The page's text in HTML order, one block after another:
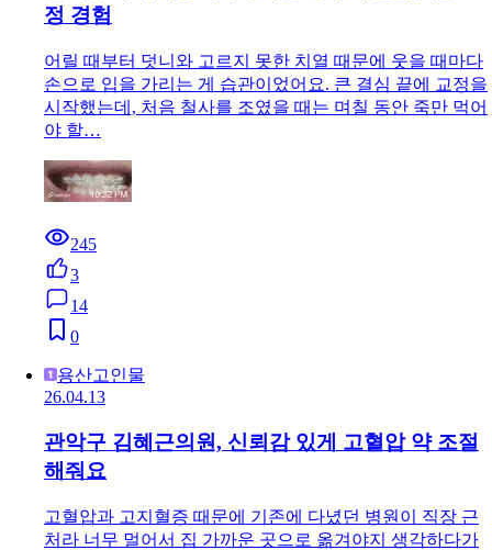
정 경험
어릴 때부터 덧니와 고르지 못한 치열 때문에 웃을 때마다
손으로 입을 가리는 게 습관이었어요. 큰 결심 끝에 교정을
시작했는데, 처음 철사를 조였을 때는 며칠 동안 죽만 먹어
야 할…
245
3
14
0
용산고인물
26.04.13
관악구 김혜근의원, 신뢰감 있게 고혈압 약 조절
해줘요
고혈압과 고지혈증 때문에 기존에 다녔던 병원이 직장 근
처라 너무 멀어서 집 가까운 곳으로 옮겨야지 생각하다가